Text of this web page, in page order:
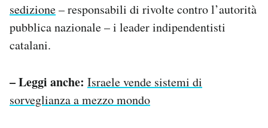
sedizione– responsabili di rivolte contro l’autorità
pubblica nazionale – i leader indipendentisti
catalani.
– Leggi anche: Israele vende sistemi di
sorveglianza a mezzo mondo